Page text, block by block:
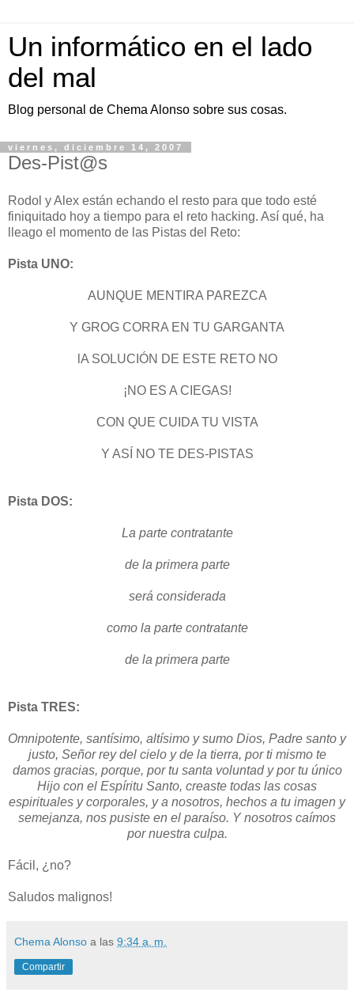
Un informático en el lado
del mal
Blog personal de Chema Alonso sobre sus cosas.
viernes, diciembre 14, 2007
Des-Pist@s
Rodol y Alex están echando el resto para que todo esté
finiquitado hoy a tiempo para el reto hacking. Así qué, ha
lleago el momento de las Pistas del Reto:
Pista UNO:
AUNQUE MENTIRA PAREZCA
Y GROG CORRA EN TU GARGANTA
lA SOLUCIÓN DE ESTE RETO NO
¡NO ES A CIEGAS!
CON QUE CUIDA TU VISTA
Y ASÍ NO TE DES-PISTAS
Pista DOS:
La parte contratante
de la primera parte
será considerada
como la parte contratante
de la primera parte
Pista TRES:
Omnipotente, santísimo, altísimo y sumo Dios, Padre santo y
justo, Señor rey del cielo y de la tierra, por ti mismo te
damos gracias, porque, por tu santa voluntad y por tu único
Hijo con el Espíritu Santo, creaste todas las cosas
espirituales y corporales, y a nosotros, hechos a tu imagen y
semejanza, nos pusiste en el paraíso. Y nosotros caímos
por nuestra culpa.
Fácil, ¿no?
Saludos malignos!
Chema Alonso a las 9:34 a. m.
Compartir